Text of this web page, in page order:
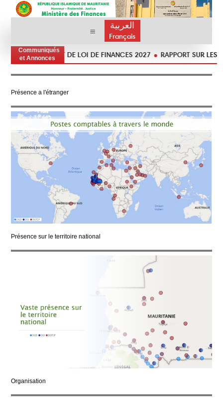
العربية
Français
Communiqués
et Annonces
DU PROJET DE LOI DE FINANCES 2027 RAPPORT SUR LES
Présence a l'étranger
Présence sur le territoire national
Organisation